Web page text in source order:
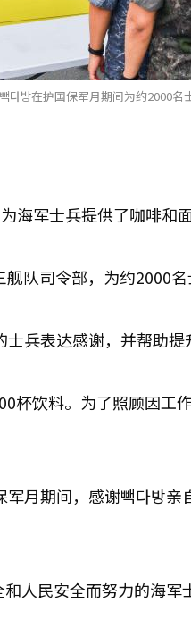
다방在护国保军月期间为约2000
海军士兵提供了咖啡和面
队司令部，为约2000名
兵表达感谢，并帮助提
杯饮料。为了照顾因工
月期间，感谢빽다방亲
人民安全而努力的海军